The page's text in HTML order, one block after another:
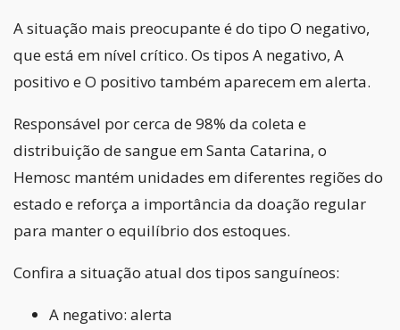
A situação mais preocupante é do tipo O negativo,
que está em nível crítico. Os tipos A negativo, A
positivo e O positivo também aparecem em alerta.
Responsável por cerca de 98% da coleta e
distribuição de sangue em Santa Catarina, o
Hemosc mantém unidades em diferentes regiões do
estado e reforça a importância da doação regular
para manter o equilíbrio dos estoques.
Confira a situação atual dos tipos sanguíneos:
A negativo: alerta